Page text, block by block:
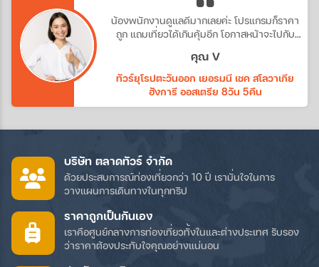
น้องพนักงานดูแลดีมากเลยค่ะ โปรแกรมก็ราคา
ถูก แถมเที่ยวได้เกินคุ้มอีก โอกาสหน้าจะไปกับ
คุณ V
ทัวร์ยุโรปตะวันออก เยอรมนี เชค สโลวาเกีย
ฮังการี ออสเตรีย 8วัน 5คืน
บริษัท ตลาดทัวร์ จำกัด
ด้วยประสบการณ์ท่องเที่ยวกว่า 10 ปี เรามั่นใจในการ
วางแผนการเดินทางในทุกทริป
ราคาถูกเป็นกันเอง
เราคือศูนย์กลางการท่องเที่ยวทั้งในและต่างประเทศ รับรอง
ว่าราคาต้องประทับใจคุณอย่างแน่นอน